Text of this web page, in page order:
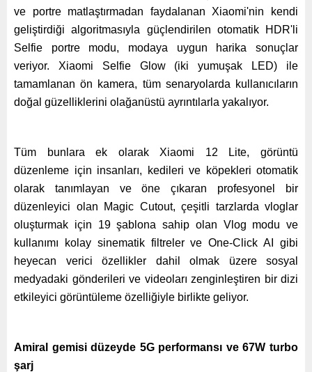
ve portre matlaştırmadan faydalanan Xiaomi'nin kendi
geliştirdiği algoritmasıyla güçlendirilen otomatik HDR'li
Selfie portre modu, modaya uygun harika sonuçlar
veriyor. Xiaomi Selfie Glow (iki yumuşak LED) ile
tamamlanan ön kamera, tüm senaryolarda kullanıcıların
doğal güzelliklerini olağanüstü ayrıntılarla yakalıyor.
Tüm bunlara ek olarak Xiaomi 12 Lite, görüntü
düzenleme için insanları, kedileri ve köpekleri otomatik
olarak tanımlayan ve öne çıkaran profesyonel bir
düzenleyici olan Magic Cutout, çeşitli tarzlarda vloglar
oluşturmak için 19 şablona sahip olan Vlog modu ve
kullanımı kolay sinematik filtreler ve One-Click AI gibi
heyecan verici özellikler dahil olmak üzere sosyal
medyadaki gönderileri ve videoları zenginleştiren bir dizi
etkileyici görüntüleme özelliğiyle birlikte geliyor.
Amiral gemisi düzeyde 5G performansı ve 67W turbo
şarj